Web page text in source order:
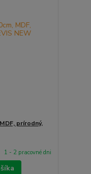
prírodný,
1 - 2 pracovné dni